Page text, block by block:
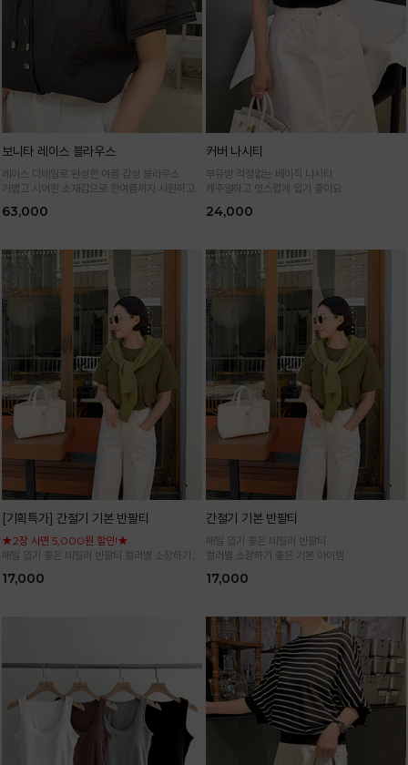
보니타 레이스 블라우스
레이스 디테일로 완성한 여름 감성 블라우스
가볍고 시어한 소재감으로 한여름까지 시원하고
63,000
커버 나시티
부유방 걱정없는 베이직 나시티
캐주얼하고 멋스럽게 입기 좋아요
24,000
[기획특가] 간절기 기본 반팔티
★2장 사면 5,000원 할인!★
매일 입기 좋은 데일리 반팔티 컬러별 소장하기
17,000
간절기 기본 반팔티
매일 입기 좋은 데일리 반팔티
컬러별 소장하기 좋은 기본 아이템
17,000